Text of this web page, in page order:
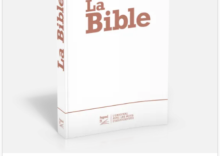
compréhension « minimale », une
introduction générale, 4 cartes
géographiques et des repères dans la marge
qui permettent de retrouver plus rapidement
les livres bibliques